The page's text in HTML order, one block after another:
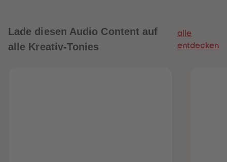
Lade diesen Audio Content auf
alle Kreativ-Tonies
alle
entdecken